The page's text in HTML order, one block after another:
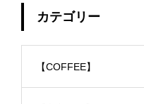
カテゴリー
【COFFEE】